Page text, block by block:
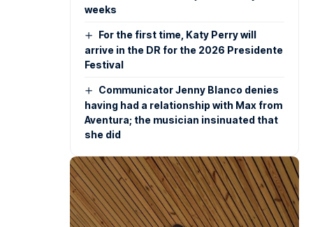
weeks
For the first time, Katy Perry will
arrive in the DR for the 2026 Presidente
Festival
Communicator Jenny Blanco denies
having had a relationship with Max from
Aventura; the musician insinuated that
she did